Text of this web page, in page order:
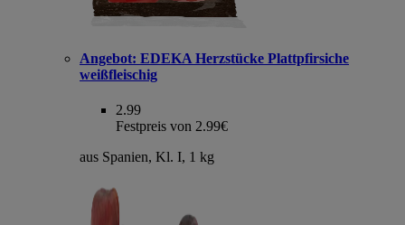
Angebot: EDEKA Herzstücke Plattpfirsiche
weißfleischig
2.99
Festpreis von 2.99€
aus Spanien, Kl. I, 1 kg